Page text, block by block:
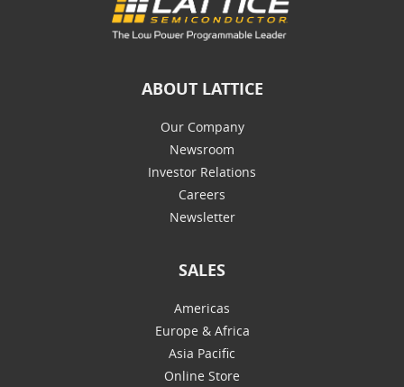
ABOUT LATTICE
Our Company
Newsroom
Investor Relations
Careers
Newsletter
SALES
Americas
Europe & Africa
Asia Pacific
Online Store